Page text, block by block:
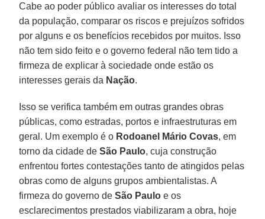
Cabe ao poder público avaliar os interesses do total
da população, comparar os riscos e prejuízos sofridos
por alguns e os benefícios recebidos por muitos. Isso
não tem sido feito e o governo federal não tem tido a
firmeza de explicar à sociedade onde estão os
interesses gerais da Nação.
Isso se verifica também em outras grandes obras
públicas, como estradas, portos e infraestruturas em
geral. Um exemplo é o Rodoanel Mário Covas, em
torno da cidade deSão Paulo, cuja construção
enfrentou fortes contestações tanto de atingidos pelas
obras como de alguns grupos ambientalistas. A
firmeza do governo deSão Paulo e os
esclarecimentos prestados viabilizaram a obra, hoje